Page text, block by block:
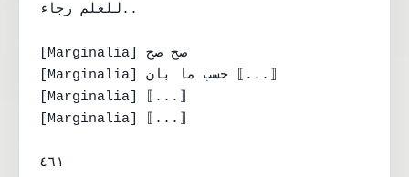
للعلم رجاء..
[Marginalia] صح صح
[Marginalia] حسب ما بان ⟦...⟧
[Marginalia] ⟦...⟧
[Marginalia] ⟦...⟧
٤٦١